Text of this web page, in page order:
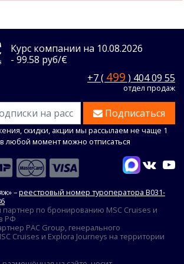
Курс компании на 10.08.2026
- 99.58 руб/€
+7 ( 499 ) 404 09 55
отдел продаж
Подписаться
скидки, акции мы рассылаем не чаще 1
любой момент можно отписаться
–реестровый номер туроператора В031-
по бронированию MSC Cruises и
РФ
PAC Group, генерального
Cruises и Explora Journeys на территории